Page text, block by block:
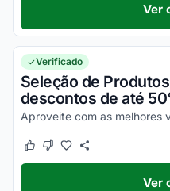
Ver
Verificado
Seleção de
descontos de até
Este cupom funcionou
Este cupom não
Ver